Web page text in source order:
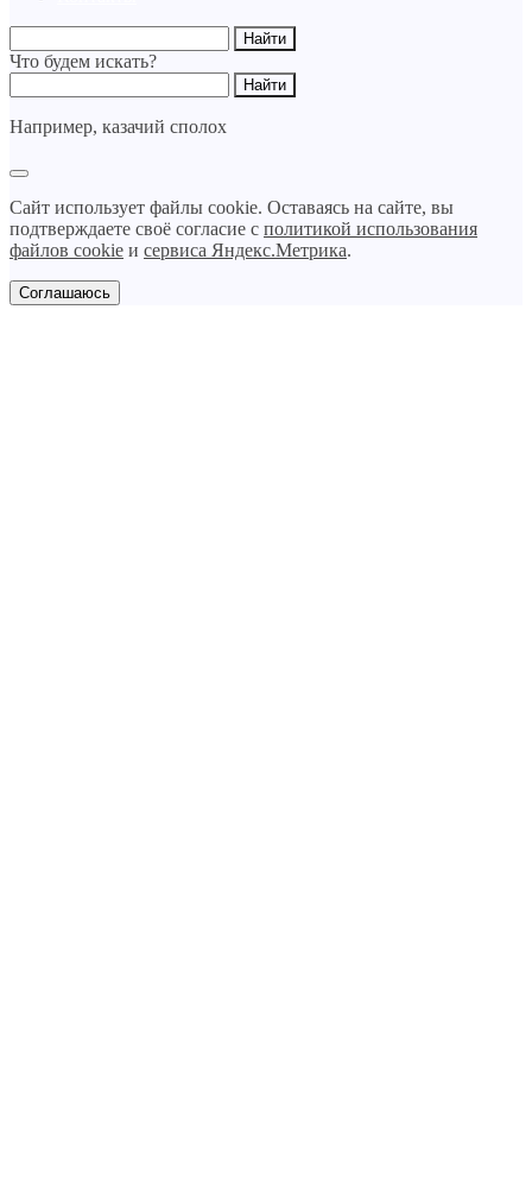
Что будем искать?
Например, казачий сполох
Сайт использует файлы cookie. Оставаясь на сайте, вы
подтверждаете своё согласие с политикой использования
файлов cookie и сервиса Яндекс.Метрика.
Соглашаюсь